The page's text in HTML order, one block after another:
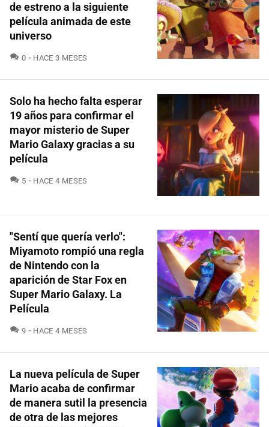
de estreno a la siguiente
película animada de este
universo
0 COMENTARIOS
HACE 3 MESES
Solo ha hecho falta esperar
19 años para confirmar el
mayor misterio de Super
Mario Galaxy gracias a su
película
5 COMENTARIOS
HACE 4 MESES
"Sentí que quería verlo":
Miyamoto rompió una regla
de Nintendo con la
aparición de Star Fox en
Super Mario Galaxy. La
Película
9 COMENTARIOS
HACE 4 MESES
La nueva película de Super
Mario acaba de confirmar
de manera sutil la presencia
de otra de las mejores